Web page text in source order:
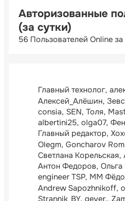
Авторизованные
(за сутки)
56 Пользователей Online
Главный технолог
Алексей_Алёшин Зевс
consia SEN Толя
albertini25 olga07
Главный редактор
Olegm Goncharov
Светлана Корельская
Антон Федоров
engineer TSP ММ
Andrew Sapozhnikoff
Strannik_BY gever.